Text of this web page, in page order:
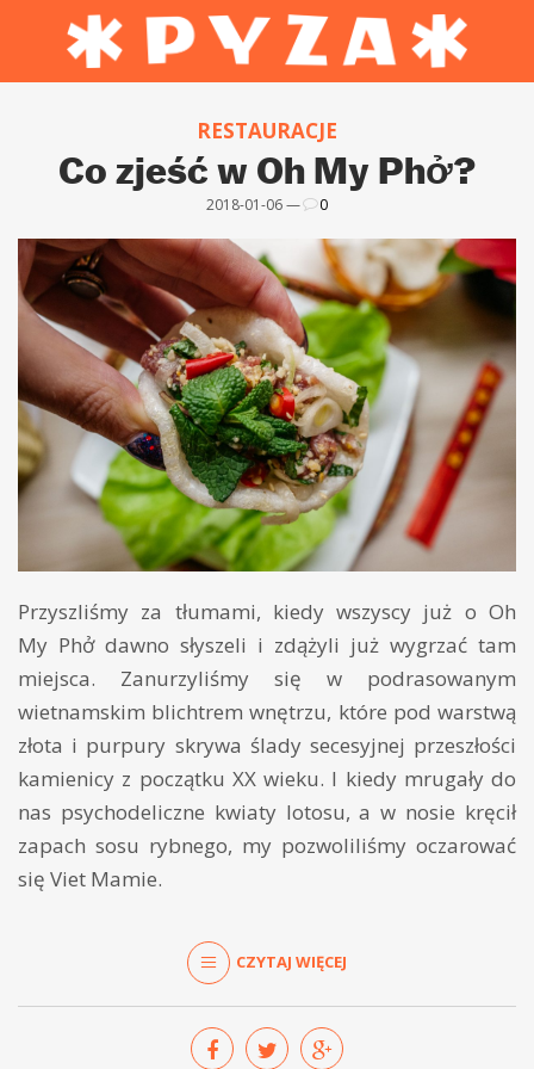
RESTAURACJE
Co zjeść w Oh My Phở?
2018-01-06 — 0
Przyszliśmy za tłumami, kiedy wszyscy już o Oh
My Phở dawno słyszeli i zdążyli już wygrzać tam
miejsca. Zanurzyliśmy się w podrasowanym
wietnamskim blichtrem wnętrzu, które pod warstwą
złota i purpury skrywa ślady secesyjnej przeszłości
kamienicy z początku XX wieku. I kiedy mrugały do
nas psychodeliczne kwiaty lotosu, a w nosie kręcił
zapach sosu rybnego, my pozwoliliśmy oczarować
się Viet Mamie.
CZYTAJ WIĘCEJ